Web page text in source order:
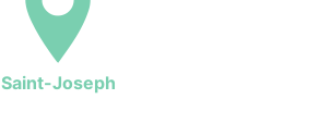
Saint-Joseph